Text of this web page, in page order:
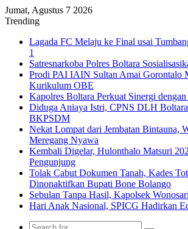
Jumat, Agustus 7 2026
Trending
Lagada FC Melaju ke Final usai
1
Satresnarkoba Polres Boltara
Prodi PAI IAIN Sultan Amai Gorontalo
Kurikulum OBE
Kapolres Boltara Perkuat Sinergi dengan
Diduga Aniaya Istri, CPNS DLH
BKPSDM
Nekat Lompat dari Jembatan Bintauna,
Meregang Nyawa
Kembali Digelar, Hulonthalo Matsuri
Pengunjung
Tolak Cabut Dokumen Tanah, Kades
Dinonaktifkan Bupati Bone Bolango
Sebulan Tanpa Hasil, Kapolsek
Hari Anak Nasional, SPICG Hadirkan